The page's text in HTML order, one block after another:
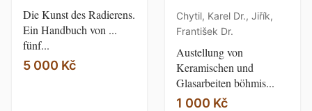
Die Kunst des Radierens.
Ein Handbuch von ...
fünf...
5 000 Kč
Chytil, Karel Dr., Jiřík,
František Dr.
Austellung von
Keramischen und
Glasarbeiten böhmis...
1 000 Kč